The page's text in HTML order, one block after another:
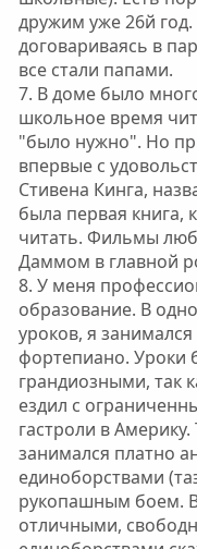
дружим уже 26й
договариваясь в
все стали папами.
7. В доме было
школьное время
"было нужно". Но
впервые с
Стивена Кинга,
была первая книга,
читать. Фильмы
Даммом в главной
8. У меня
образование. В
уроков, я
фортепиано. Уроки
грандиозными, так
ездил с
гастроли в
занимался платно
единоборствами
рукопашным боем.
отличными,